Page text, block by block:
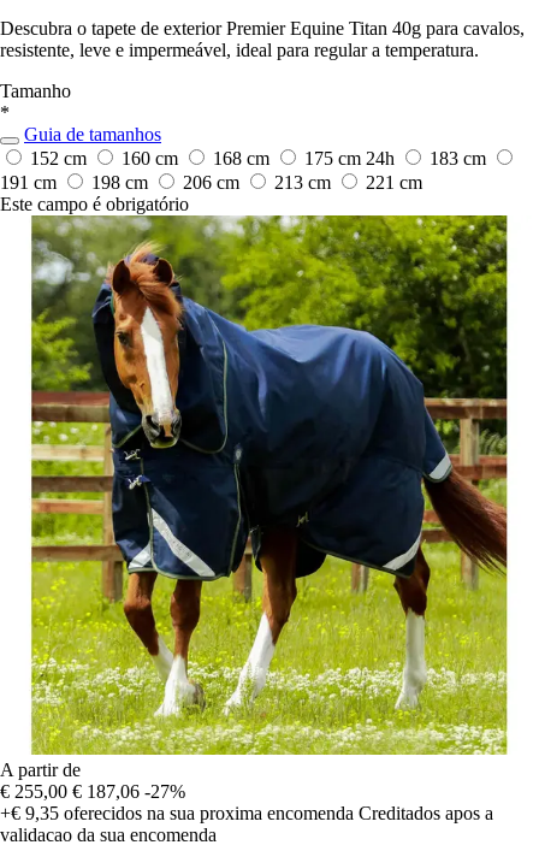
Descubra o tapete de exterior Premier Equine Titan 40g para cavalos,
resistente, leve e impermeável, ideal para regular a temperatura.
Tamanho
*
Guia de tamanhos
152 cm
160 cm 168 cm 175 cm 24h
183 cm
191 cm
198 cm 206 cm 213 cm
221 cm
Este campo é obrigatório
A partir de
€ 255,00 € 187,06 -27%
+€ 9,35 oferecidos na sua proxima encomenda Creditados apos a
validacao da sua encomenda